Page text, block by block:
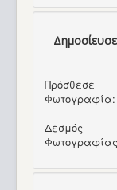
Πρόσθεσε
Φωτογραφία:
Δεσμός